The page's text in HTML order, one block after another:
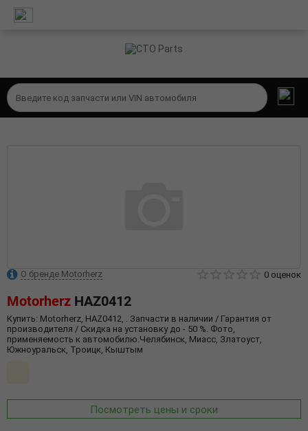
О бренде Motorherz 0 оценок
Motorherz HAZ0412
Купить: Motorherz, HAZ0412, . Запчасти в наличии / Гарантия от
производителя / Скидка на установку до - 50 %. Фото,
применяемость к автомобилю.Челябинск, Миасс, Златоуст,
Южноуральск, Троицк, Кыштым
Посмотреть цены и сроки